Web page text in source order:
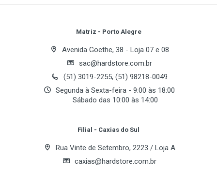
Your Name
Email Address
Matriz - Porto Alegre
Avenida Goethe, 38 - Loja 07 e 08
sac@hardstore.com.br
(51) 3019-2255, (51) 98218-0049
Segunda à Sexta-feira - 9:00 às 18:00
Sábado das 10:00 às 14:00
Filial - Caxias do Sul
Rua Vinte de Setembro, 2223 / Loja A
caxias@hardstore.com.br